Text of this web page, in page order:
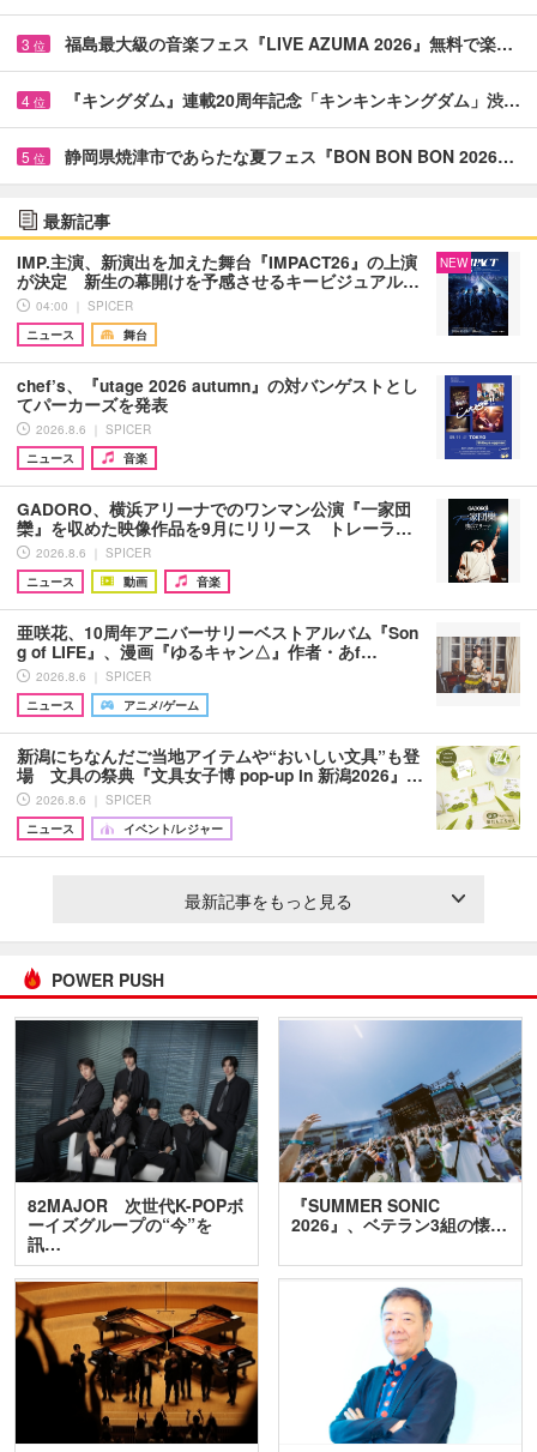
3 位 福島最大級の音楽フェス『LIVE AZUMA 2026』無料で楽…
4 位 『キングダム』連載20周年記念「キンキンキングダム」渋…
5 位 静岡県焼津市であらたな夏フェス『BON BON BON 2026…
最新記事
IMP.主演、新演出を加えた舞台『IMPACT26』の上演
が決定 新生の幕開けを予感させるキービジュアル…
04:00 ｜ SPICER
ニュース
舞台
NEW
chef’s、『utage 2026 autumn』の対バンゲストとし
てパーカーズを発表
2026.8.6 ｜ SPICER
ニュース
音楽
GADORO、横浜アリーナでのワンマン公演『一家団
欒』を収めた映像作品を9月にリリース トレーラ…
2026.8.6 ｜ SPICER
ニュース
動画 音楽
亜咲花、10周年アニバーサリーベストアルバム『Son
g of LIFE』、漫画『ゆるキャン△』作者・あf…
2026.8.6 ｜ SPICER
ニュース
アニメ/ゲーム
新潟にちなんだご当地アイテムや“おいしい文具”も登
場 文具の祭典『文具女子博 pop-up in 新潟2026』…
2026.8.6 ｜ SPICER
ニュース
イベント/レジャー
最新記事をもっと見る
POWER PUSH
82MAJOR 次世代K-POPボ
ーイズグループの“今”を
訊…
『SUMMER SONIC
2026』、ベテラン3組の懐…